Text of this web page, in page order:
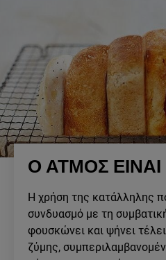
Ο ΑΤΜΟΣ
Η χρήση της κατάλληλης
συνδυασμό με τη
φουσκώνει και ψήνει
ζύμης,